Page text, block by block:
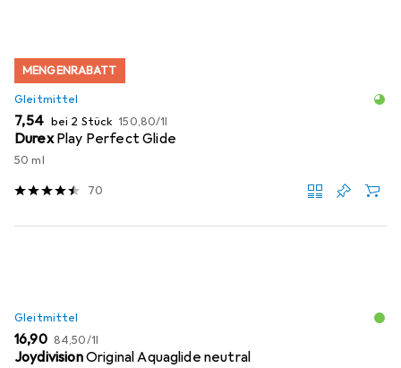
MENGENRABATT
Gleitmittel
EUR
7,54 bei 2 Stück EUR
150,80/1l
Durex Play Perfect Glide
50 ml
70
Gleitmittel
EUR
16,90 EUR
84,50/1l
JoydivisionOriginal Aquaglide neutral